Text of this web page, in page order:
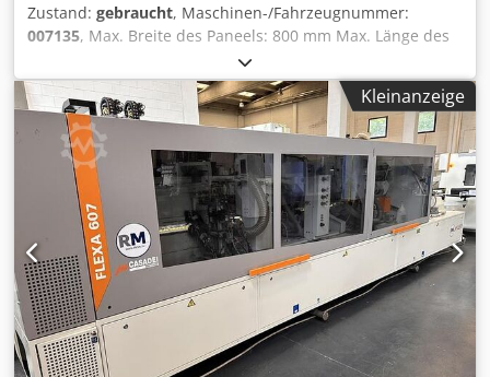
Zustand: gebraucht, Maschinen-/Fahrzeugnummer:
007135, Max. Breite des Paneels: 800 mm Max. Länge des
Paneels: 2500 mm Teilerückführung für
Kantenleimmaschine: links Dwodpfx Anot Hmppspea
Kleinanzeige